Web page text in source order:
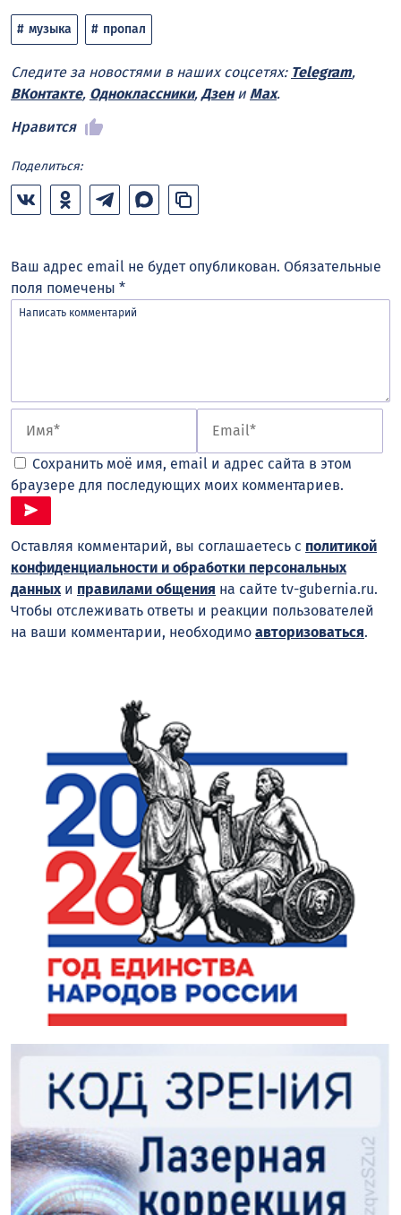
музыка пропал
Следите за новостями в наших соцсетях: Telegram,
ВКонтакте, Одноклассники, Дзени Max.
Нравится
Поделиться:
Ваш адрес email не будет опубликован. Обязательные
поля помечены *
Сохранить моё имя, email и адрес сайта в этом
браузере для последующих моих комментариев.
Оставляя комментарий, вы соглашаетесь с политикой
конфиденциальности и обработки персональных
данныхи правилами общения на сайте tv-gubernia.ru.
Чтобы отслеживать ответы и реакции пользователей
на ваши комментарии, необходимо авторизоваться.